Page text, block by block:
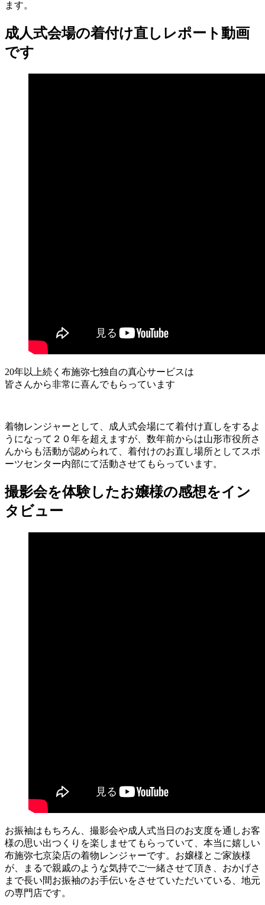
ます。
成人式会場の着付け直しレポート動画
です
20年以上続く布施弥七独自の真心サービスは
皆さんから非常に喜んでもらっています
着物レンジャーとして、成人式会場にて着付け直しをするよ
うになって２０年を超えますが、数年前からは山形市役所さ
んからも活動が認められて、着付けのお直し場所としてスポ
ーツセンター内部にて活動させてもらっています。
撮影会を体験したお嬢様の感想をイン
タビュー
お振袖はもちろん、撮影会や成人式当日のお支度を通しお客
様の思い出つくりを楽しませてもらっていて、本当に嬉しい
布施弥七京染店の着物レンジャーです。お嬢様とご家族様
が、まるで親戚のような気持でご一緒させて頂き、おかげさ
まで長い間お振袖のお手伝いをさせていただいている、地元
の専門店です。